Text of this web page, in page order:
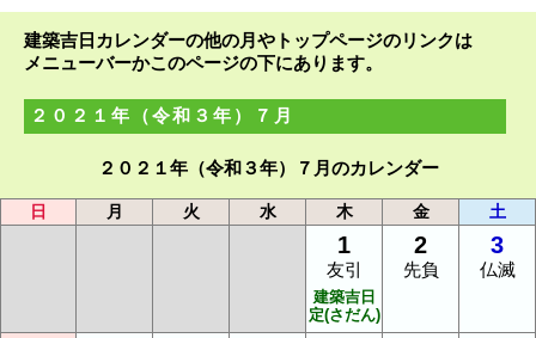
建築吉日カレンダーの他の月やトップページのリンクは
メニューバーかこのページの下にあります。
２０２１年（令和３年）７月
２０２１年（令和３年）７月のカレンダー
日 月 火 水 木 金 土
1
友引
建築吉日
定(さだん)
2
先負
3
仏滅